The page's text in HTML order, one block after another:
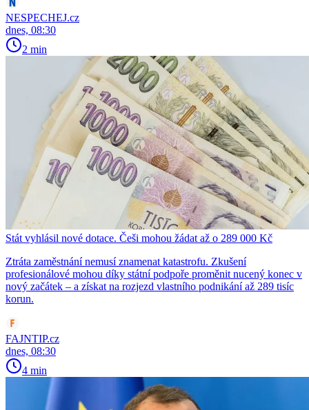
NESPECHEJ.cz
dnes, 08:30
2 min
Stát vyhlásil nové dotace. Češi mohou žádat až o 289 000 Kč
Ztráta zaměstnání nemusí znamenat katastrofu. Zkušení
profesionálové mohou díky státní podpoře proměnit nucený konec v
nový začátek – a získat na rozjezd vlastního podnikání až 289 tisíc
korun.
FAJNTIP.cz
dnes, 08:30
4 min